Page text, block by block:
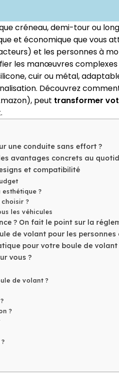
créneau, demi-tour ou
et économique que vous
et les personnes à
les manœuvres
cuir ou métal,
Découvrez
peut transformer
une conduite sans effort ?
avantages concrets au
et compatibilité
?
?
les véhicules
? On fait le point sur la
de volant pour les
pour votre boule de volant
vous ?
de volant ?
?